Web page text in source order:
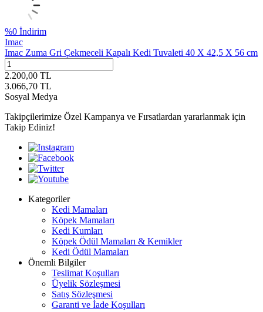
%0 İndirim
Imac
Imac Zuma Gri Çekmeceli Kapalı Kedi Tuvaleti 40 X 42,5 X 56 cm
2.200,00 TL
3.066,70 TL
Sosyal Medya
Takipçilerimize Özel Kampanya ve Fırsatlardan yararlanmak için
Takip Ediniz!
Kategoriler
Kedi Mamaları
Köpek Mamaları
Kedi Kumları
Köpek Ödül Mamaları & Kemikler
Kedi Ödül Mamaları
Önemli Bilgiler
Teslimat Koşulları
Üyelik Sözleşmesi
Satış Sözleşmesi
Garanti ve İade Koşulları